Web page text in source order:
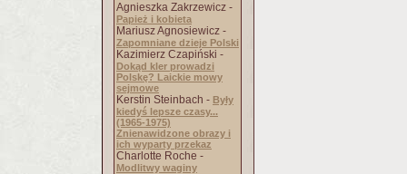
Agnieszka Zakrzewicz -
Papież i kobieta
Mariusz Agnosiewicz -
Zapomniane dzieje Polski
Kazimierz Czapiński -
Dokąd kler prowadzi
Polskę? Laickie mowy
sejmowe
Kerstin Steinbach - Były
kiedyś lepsze czasy...
(1965-1975)
Znienawidzone obrazy i
ich wyparty przekaz
Charlotte Roche -
Modlitwy waginy